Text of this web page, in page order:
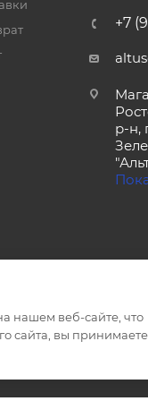
+7
р-н,
нашем веб-сайте, что
сайта, вы принимаете